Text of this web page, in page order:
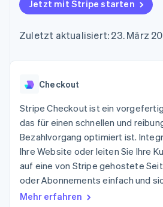
Zugriff auf mehr als
Terminal
Optimierung der
Autorisierungsraten
Link
Beschleunigter
Bezahlvorgang
Financial
Connections
Verbundene
Finanzdaten
Data
Geldmanagement
SaaS
KI-Unternehmen
Creator Economy
Gaming
Bewirtung, Reisen
Freizeit
Versicherungen
Medien und
Unterhaltung
Organisationen
Marktplatz auf
nutzungsbasierte
geht´s
Bereitstellung und
Verwaltung von
Diensten mit
Ressourcen
Produkt-Roadmap
Karriere
Stripe Press
Kontakt
Sales-Team
kontaktieren
Partner werden
Jetzt mit Stripe starten
Zuletzt aktualisiert: 23. März
Checkout
Stripe Checkout ist ein
das für einen schnellen und
Bezahlvorgang optimiert ist.
Ihre Website oder leiten Sie Ihre
auf eine von Stripe gehostete
oder Abonnements einfach und
Mehr erfahren